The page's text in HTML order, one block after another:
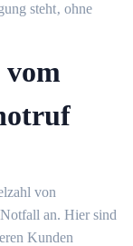
steht‚ ohne
vom
von
an.​ Hier sind
Kunden